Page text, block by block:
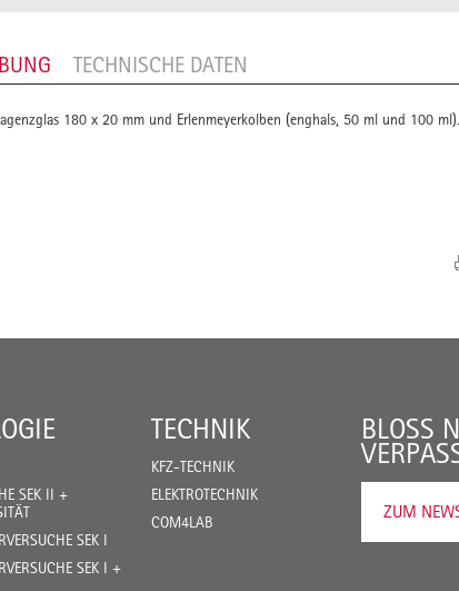
TECHNISCHE DATEN
180 x 20 mm und Erlenmeyerkolben (enghals, 50 ml und 100 ml).
SEK II +
SEK I
SEK I +
TECHNIK
KFZ-TECHNIK
ELEKTROTECHNIK
COM4LAB
BLOSS
ZUM